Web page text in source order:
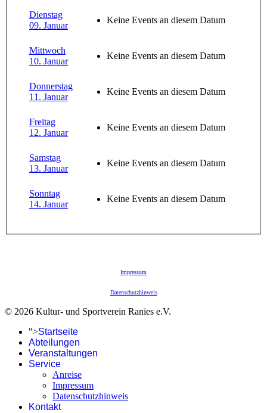
Dienstag
09. Januar
Keine Events an diesem Datum
Mittwoch
10. Januar
Keine Events an diesem Datum
Donnerstag
11. Januar
Keine Events an diesem Datum
Freitag
12. Januar
Keine Events an diesem Datum
Samstag
13. Januar
Keine Events an diesem Datum
Sonntag
14. Januar
Keine Events an diesem Datum
Impressum
Datenschutzhinweis
© 2026 Kultur- und Sportverein Ranies e.V.
">Startseite
Abteilungen
Veranstaltungen
Service
Anreise
Impressum
Datenschutzhinweis
Kontakt